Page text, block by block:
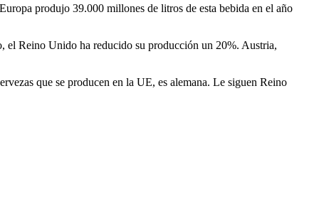
produjo 39.000 millones de litros de esta bebida en el año
el Reino Unido ha reducido su producción un 20%. Austria,
que se producen en la UE, es alemana. Le siguen Reino